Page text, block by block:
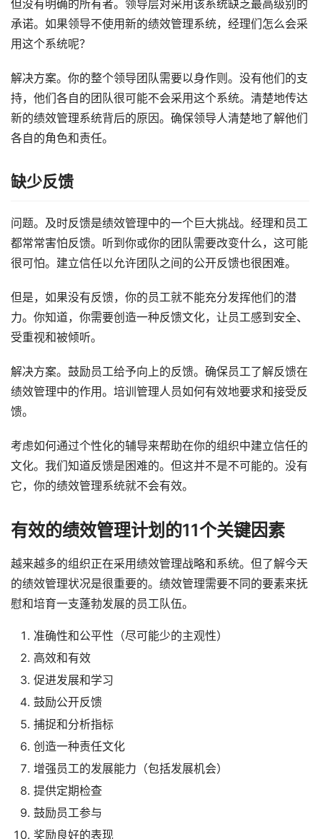
但没有明确的所有者。领导层对采用该系统缺乏最高级别的
承诺。如果领导不使用新的绩效管理系统，经理们怎么会采
用这个系统呢？
解决方案。你的整个领导团队需要以身作则。没有他们的支
持，他们各自的团队很可能不会采用这个系统。清楚地传达
新的绩效管理系统背后的原因。确保领导人清楚地了解他们
各自的角色和责任。
缺少反馈
问题。及时反馈是绩效管理中的一个巨大挑战。经理和员工
都常常害怕反馈。听到你或你的团队需要改变什么，这可能
很可怕。建立信任以允许团队之间的公开反馈也很困难。
但是，如果没有反馈，你的员工就不能充分发挥他们的潜
力。你知道，你需要创造一种反馈文化，让员工感到安全、
受重视和被倾听。
解决方案。鼓励员工给予向上的反馈。确保员工了解反馈在
绩效管理中的作用。培训管理人员如何有效地要求和接受反
馈。
考虑如何通过个性化的辅导来帮助在你的组织中建立信任的
文化。我们知道反馈是困难的。但这并不是不可能的。没有
它，你的绩效管理系统就不会有效。
有效的绩效管理计划的11个关键因素
越来越多的组织正在采用绩效管理战略和系统。但了解今天
的绩效管理状况是很重要的。绩效管理需要不同的要素来抚
慰和培育一支蓬勃发展的员工队伍。
准确性和公平性（尽可能少的主观性）
高效和有效
促进发展和学习
鼓励公开反馈
捕捉和分析指标
创造一种责任文化
增强员工的发展能力（包括发展机会）
提供定期检查
鼓励员工参与
奖励良好的表现